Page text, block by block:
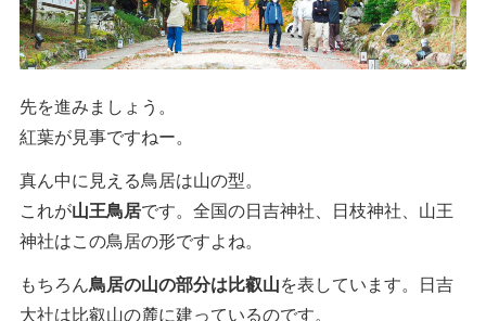
先を進みましょう。
紅葉が見事ですねー。
真ん中に見える鳥居は山の型。
これが山王鳥居です。全国の日吉神社、日枝神社、山王
神社はこの鳥居の形ですよね。
もちろん鳥居の山の部分は比叡山を表しています。日吉
大社は比叡山の麓に建っているのです。